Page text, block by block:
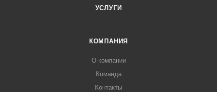
УСЛУГИ
КОМПАНИЯ
О компании
Команда
Контакты